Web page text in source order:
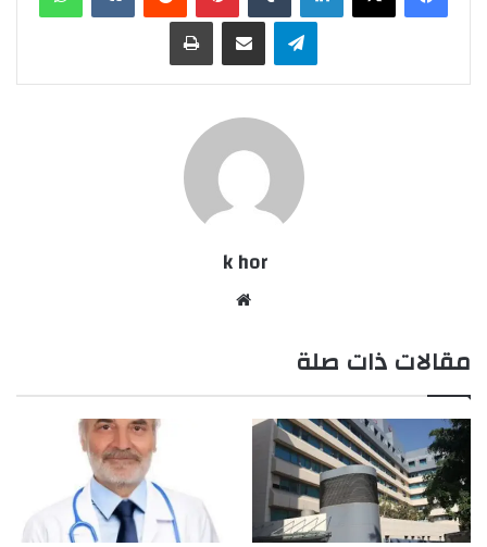
تيلقرام مشاركة عبر البريد طباعة
k hor
مقالات ذات صلة